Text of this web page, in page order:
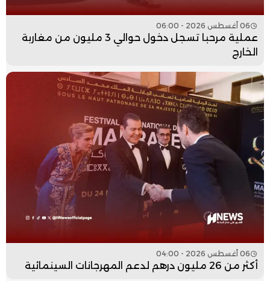
06 أغسطس 2026 - 06:00
عملية مرحبا تسجل دخول حوالي 3 مليون من مغاربة
الخارج
06 أغسطس 2026 - 04:00
أكثر من 26 مليون درهم لدعم المهرجانات السينمائية